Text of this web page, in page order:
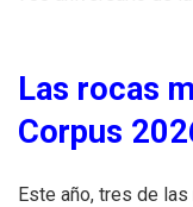
Las rocas
Corpus
Este año, tres de